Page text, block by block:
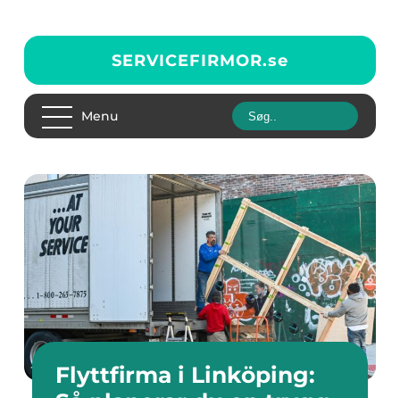
SERVICEFIRMOR.se
Menu
Flyttfirma i Linköping: